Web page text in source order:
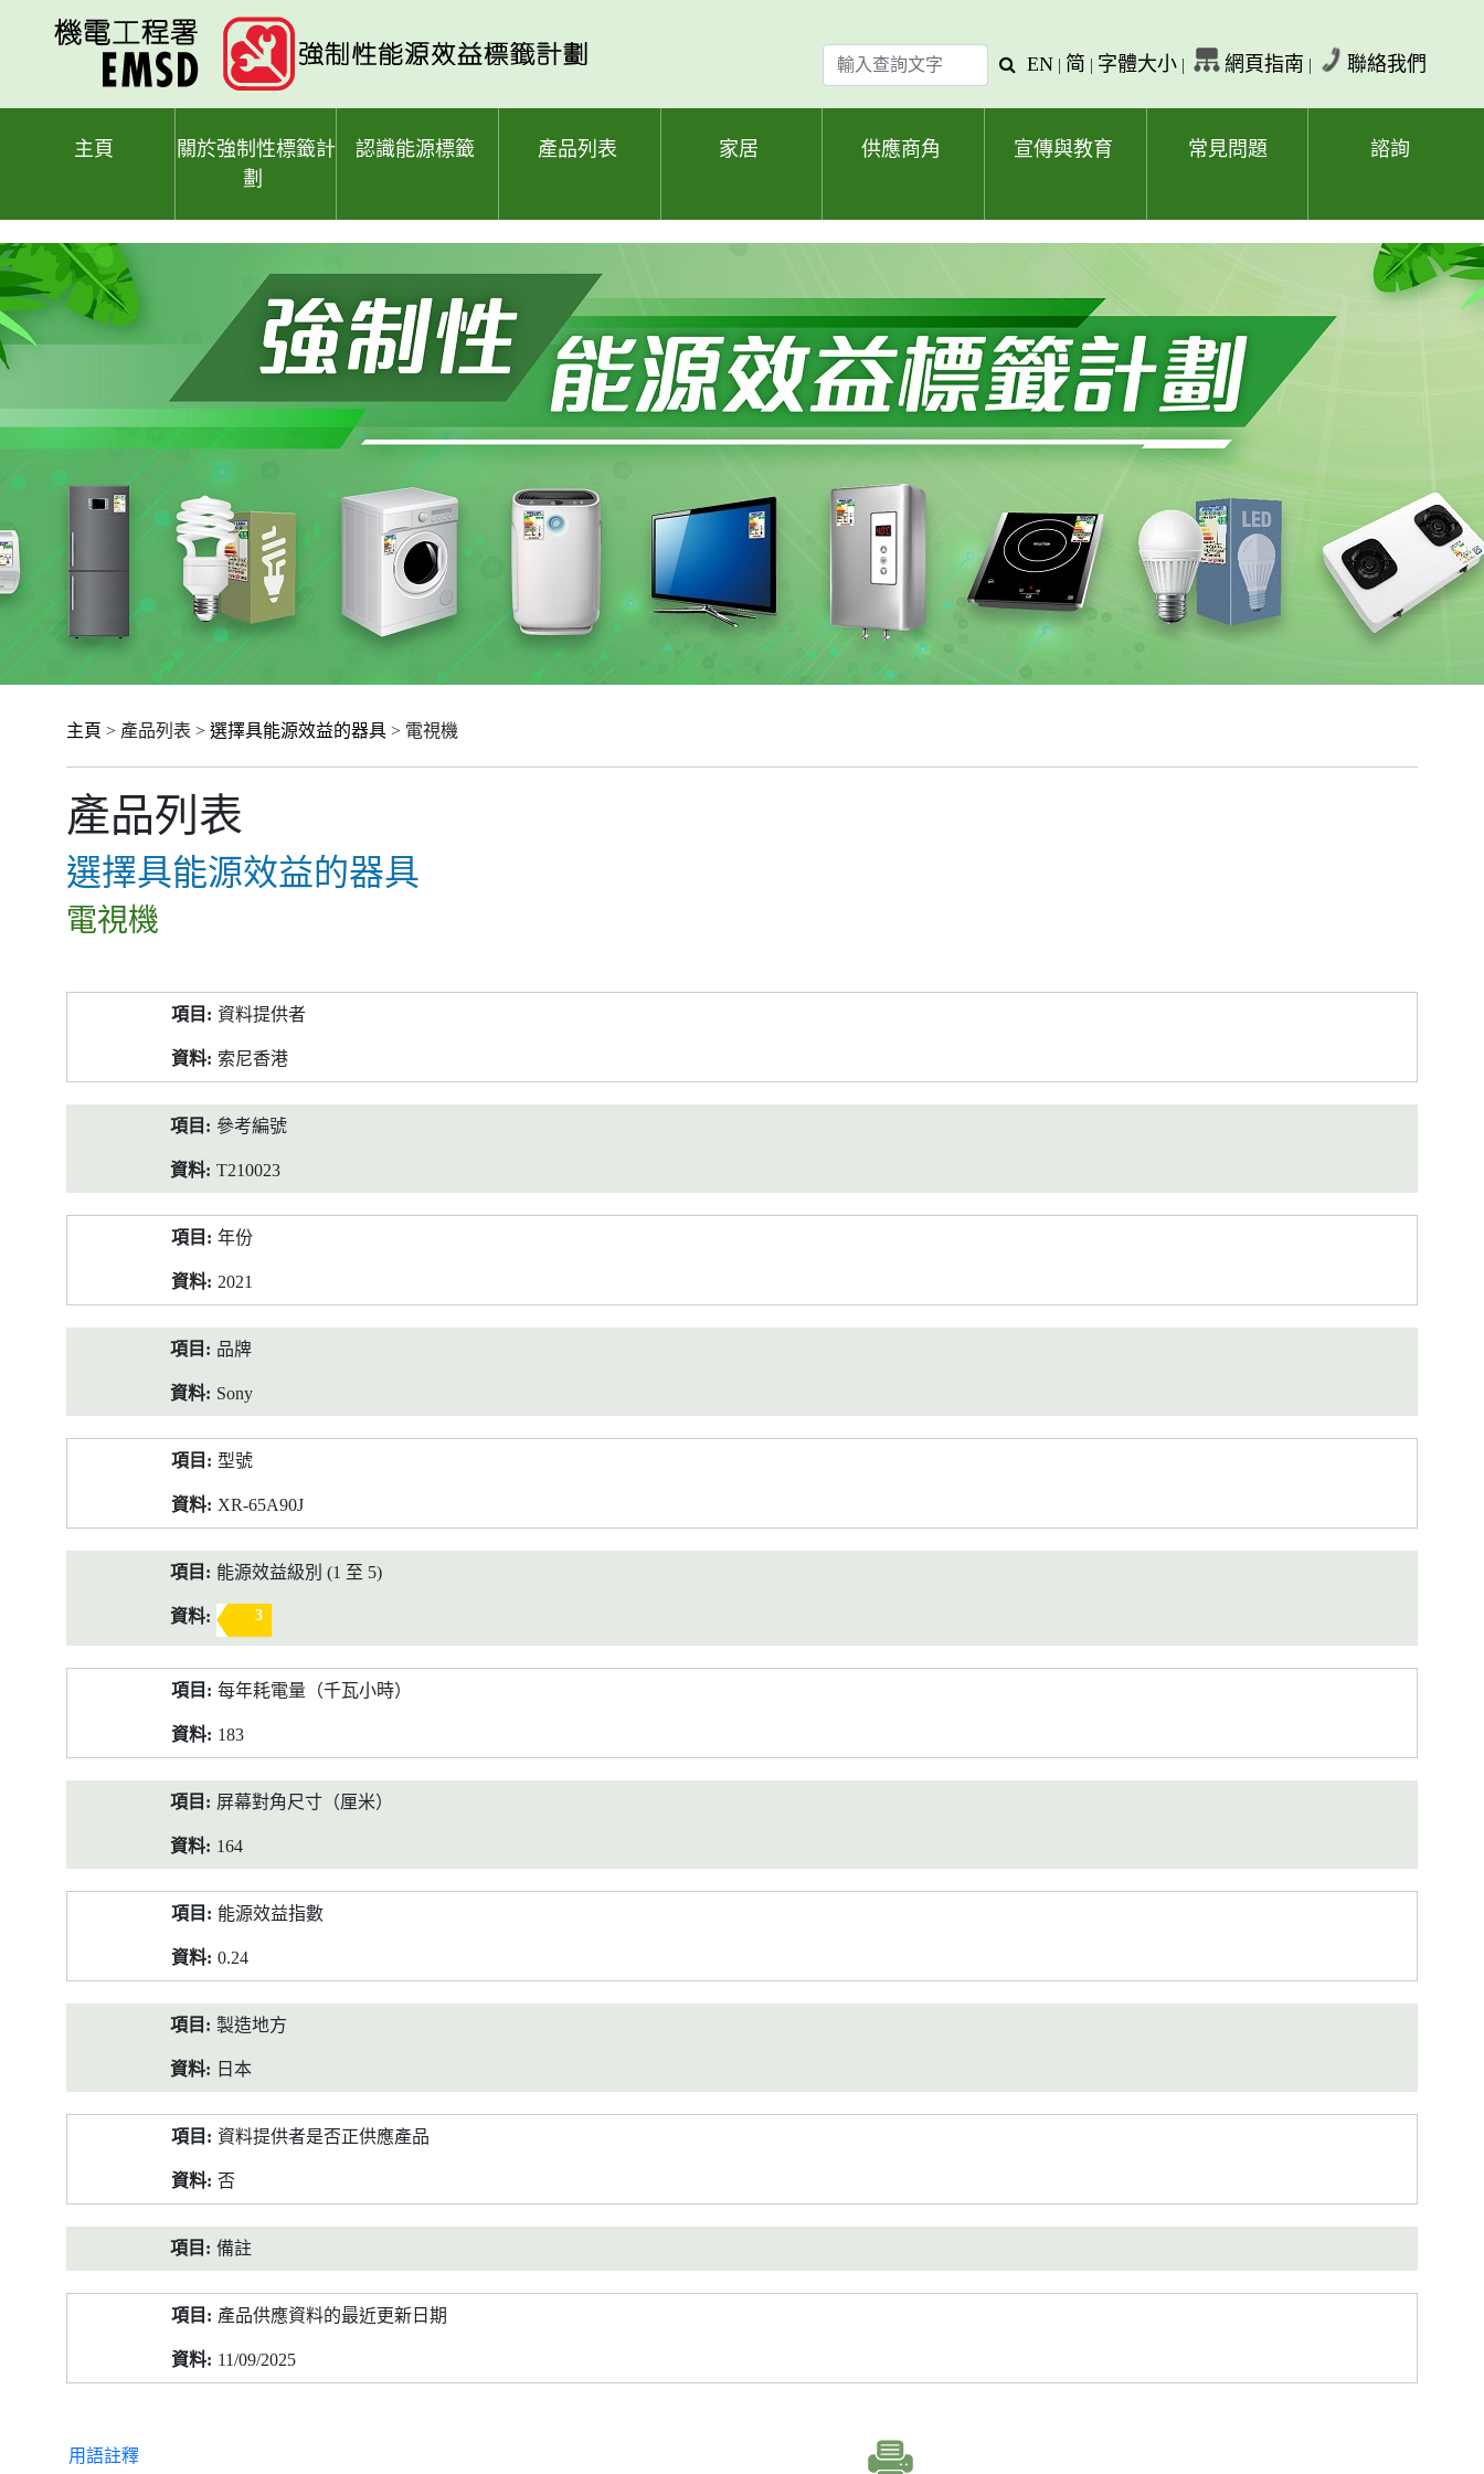
輸
入
查
查
字
EN | 简 | 字體大小 | 網頁指南 | 聯絡我們
主頁
關於強制性標籤計
劃
認識能源標籤 產品列表 家居 供應商角 宣傳與教育 常見問題 諮詢
主頁 > 產品列表 > 選擇具能源效益的器具 > 電視機
產品列表
選擇具能源效益的器具
電視機
料
資料提供者
索尼香港
參考編號
T210023
年份
2021
品牌
Sony
型號
XR-65A90J
能源效益級別 (1 至 5)
3
每年耗電量（千瓦小時）
183
屏幕對角尺寸（厘米）
164
能源效益指數
0.24
製造地方
日本
資料提供者是否正供應產品
否
備註
產品供應資料的最近更新日期
11/09/2025
用語註釋